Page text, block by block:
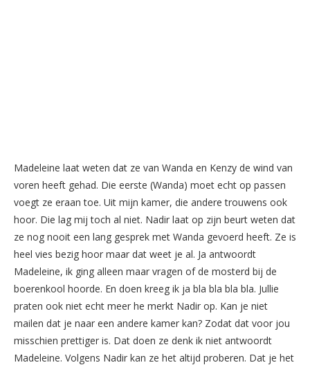
Madeleine laat weten dat ze van Wanda en Kenzy de wind van
voren heeft gehad. Die eerste (Wanda) moet echt op passen
voegt ze eraan toe. Uit mijn kamer, die andere trouwens ook
hoor. Die lag mij toch al niet. Nadir laat op zijn beurt weten dat
ze nog nooit een lang gesprek met Wanda gevoerd heeft. Ze is
heel vies bezig hoor maar dat weet je al. Ja antwoordt
Madeleine, ik ging alleen maar vragen of de mosterd bij de
boerenkool hoorde. En doen kreeg ik ja bla bla bla bla. Jullie
praten ook niet echt meer he merkt Nadir op. Kan je niet
mailen dat je naar een andere kamer kan? Zodat dat voor jou
misschien prettiger is. Dat doen ze denk ik niet antwoordt
Madeleine. Volgens Nadir kan ze het altijd proberen. Dat je het